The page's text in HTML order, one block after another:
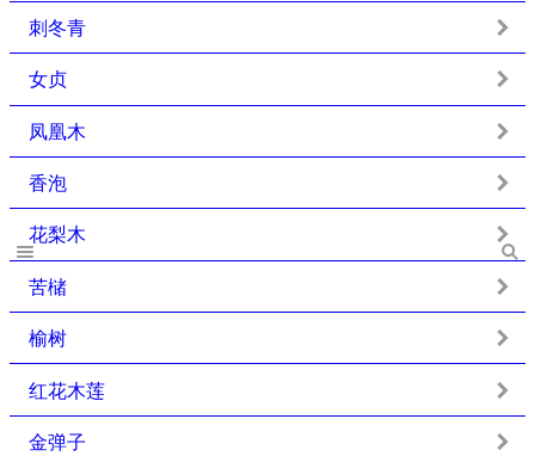
刺冬青
女贞
凤凰木
香泡
花梨木
苦槠
榆树
红花木莲
金弹子